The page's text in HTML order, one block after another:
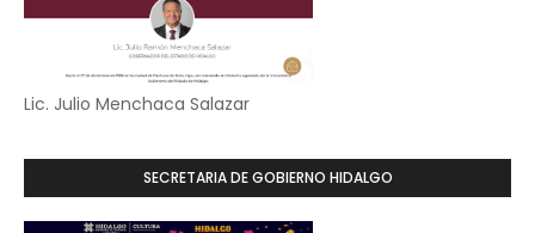
Lic. Julio Menchaca Salazar
SECRETARIA DE GOBIERNO HIDALGO